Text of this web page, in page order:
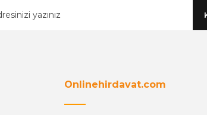
Onlinehirdavat.com